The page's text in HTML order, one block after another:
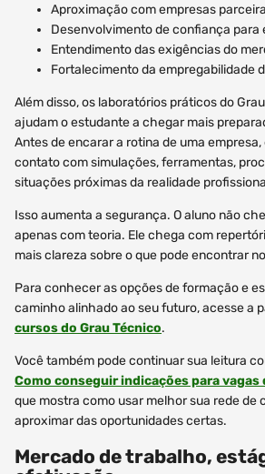
Aproximação com empresas
Desenvolvimento de confiança para
Entendimento das exigências do
Fortalecimento da empregabilidade
Além disso, os laboratórios práticos do
ajudam o estudante a chegar mais
Antes de encarar a rotina de uma
contato com simulações, ferramentas,
situações próximas da realidade
Isso aumenta a segurança. O aluno não
apenas com teoria. Ele chega com
mais clareza sobre o que pode encontrar
Para conhecer as opções de formação e
caminho alinhado ao seu futuro, acesse a
cursos do Grau Técnico.
Você também pode continuar sua leitura
Como conseguir indicações para vagas
que mostra como usar melhor sua rede de
aproximar das oportunidades certas.
Mercado de trabalho,